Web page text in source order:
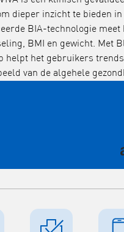
dieper inzicht te bieden
BIA-technologie
BMI en gewicht. Met
helpt het gebruikers
van de algehele